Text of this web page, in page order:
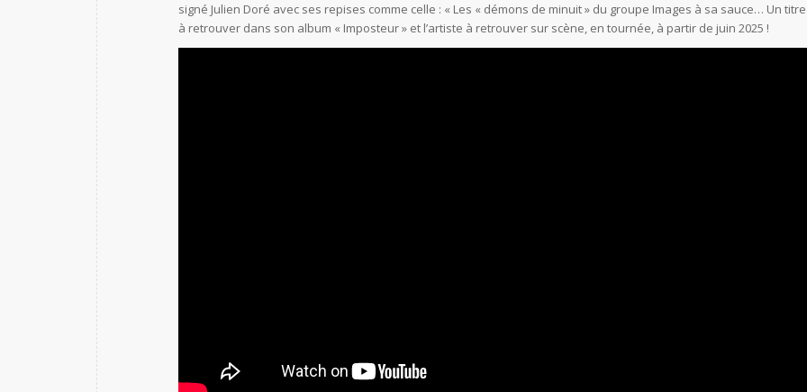
signé Julien Doré avec ses repises comme celle : « Les « démons de minuit » du groupe Images à sa sauce… Un titre
à retrouver dans son album « Imposteur » et l’artiste à retrouver sur scène, en tournée, à partir de juin 2025 !